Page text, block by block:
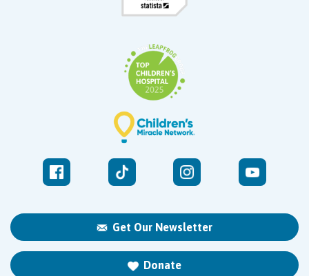
Get Our Newsletter
Donate